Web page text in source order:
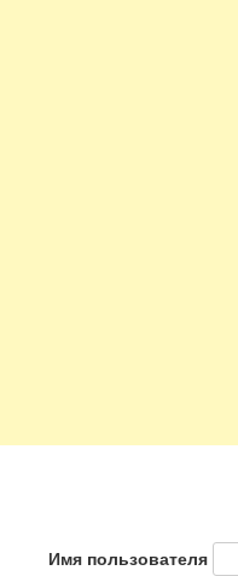
Имя пользователя